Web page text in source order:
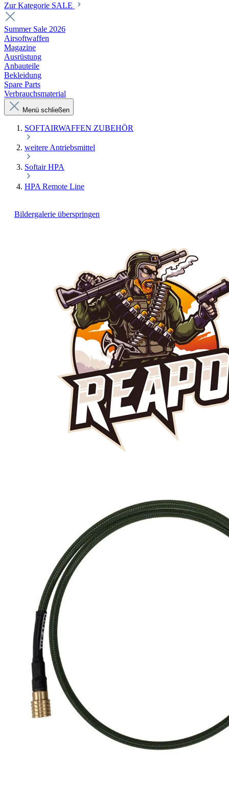
Zur Kategorie SALE
Summer Sale 2026
Airsoftwaffen
Magazine
Ausrüstung
Anbauteile
Bekleidung
Spare Parts
Verbrauchsmaterial
Menü schließen
SOFTAIRWAFFEN ZUBEHÖR
weitere Antriebsmittel
Softair HPA
HPA Remote Line
Bildergalerie überspringen